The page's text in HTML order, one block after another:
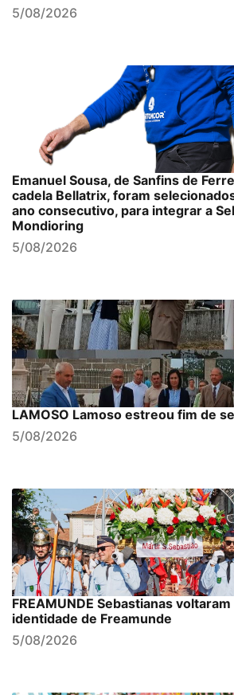
5/08/2026
Emanuel Sousa, de Sanfins de
cadela Bellatrix, foram
ano consecutivo, para integrar a
Mondioring
5/08/2026
LAMOSO Lamoso estreou fim de
5/08/2026
FREAMUNDE Sebastianas
identidade de Freamunde
5/08/2026